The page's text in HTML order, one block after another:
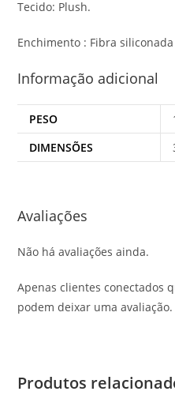
Tecido: Plush.
Enchimento : Fibra
Informação adicional
PESO
DIMENSÕES
Avaliações
Não há avaliações ainda.
Apenas clientes conectados
podem deixar uma avaliação.
Produtos